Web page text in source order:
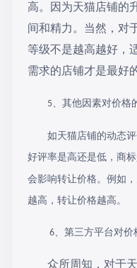
高。因为天猫店铺的
间和精力。当然，对
等级不是越高越好，
需求的店铺才是最好的
5、其他因素对价格
如天猫店铺的动态
好评率是高还是低，商
会影响转让价格。例如
越高，转让价格越高。
6、第三方平台对价
众所周知，对于